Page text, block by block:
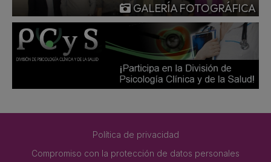
GALERÍA FOTOGRÁFICA
Política de privacidad
Compromiso con la protección de datos personales